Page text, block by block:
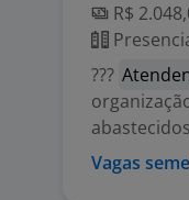
R$
???
Vagas